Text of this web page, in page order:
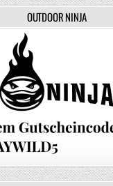
OUTDOOR NINJA